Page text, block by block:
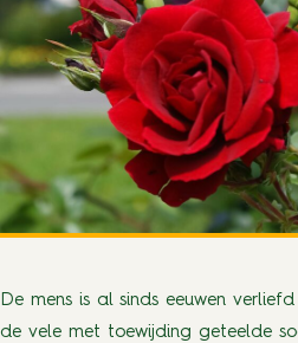
De mens is al sinds eeuwen
de vele met toewijding geteelde